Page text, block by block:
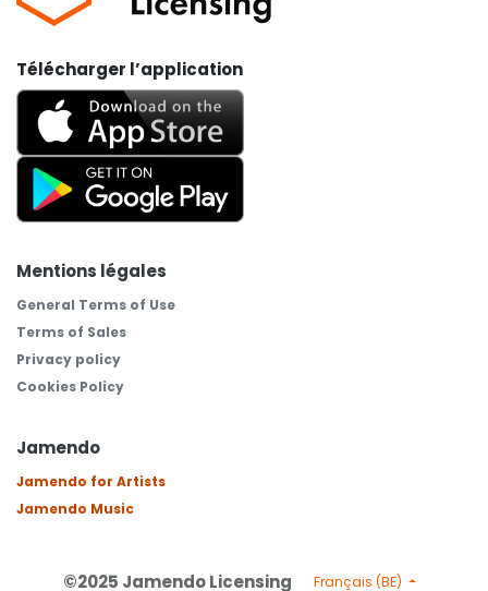
Télécharger l’application
Mentions légales
General Terms of Use
Terms of Sales
Privacy policy
Cookies Policy
Jamendo
Jamendo for Artists
Jamendo Music
©2025 Jamendo Licensing Français (BE)